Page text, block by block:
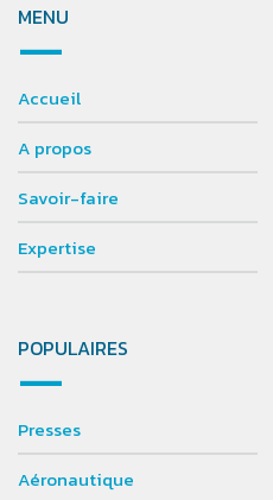
MENU
Accueil
A propos
Savoir-faire
Expertise
POPULAIRES
Presses
Aéronautique